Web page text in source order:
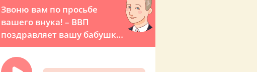
Звоню вам по просьбе
вашего внука! – ВВП
поздравляет вашу бабушку
по имени с Днем рождения
из Кремля